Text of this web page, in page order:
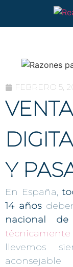
FEBRERO 5,
Y
En España,
14 años
nacional
llevemos